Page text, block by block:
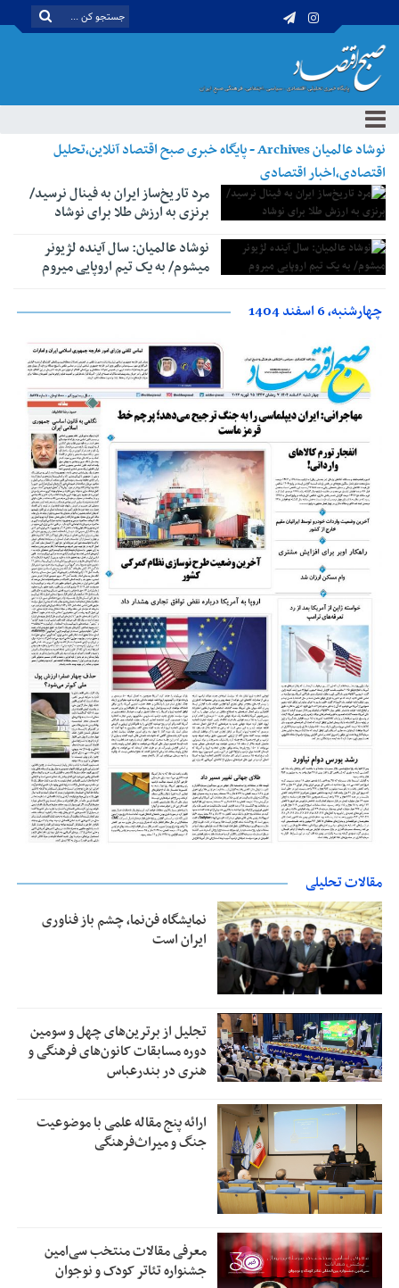
نوشاد عالمیان Archives - پایگاه خبری صبح اقتصاد آنلاین،تحلیل
اقتصادی،اخبار اقتصادی
مرد تاریخ‌ساز ایران به فینال نرسید/
برنزی به ارزش طلا برای نوشاد
نوشاد عالمیان: سال آینده لژیونر
می‎شوم/ به یک تیم اروپایی می‎روم
چهارشنبه، 6 اسفند 1404
مقالات تحلیلی
نمایشگاه فن‌نما، چشم باز فناوری
ایران است
تجلیل از بر‌ترین‌های چهل و سومین
دوره مسابقات کانون‌های فرهنگی و
هنری در بندرعباس
ارائه پنج مقاله علمی با موضوعیت
جنگ و میراث‌فرهنگی
معرفی مقالات منتخب سی‌امین
جشنواره تئاتر کودک و نوجوان